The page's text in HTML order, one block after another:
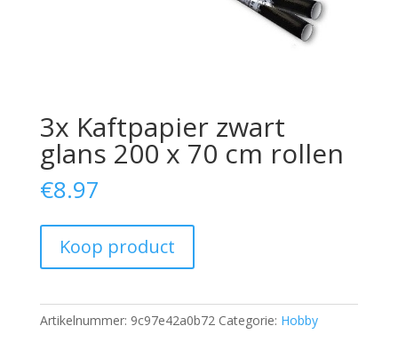
3x Kaftpapier zwart
glans 200 x 70 cm rollen
€8.97
Koop product
Artikelnummer: 9c97e42a0b72 Categorie: Hobby